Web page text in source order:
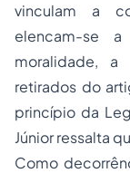
vinculam a
elencam-se
moralidade,
retirados do
princípio da
Júnior ressalta
Como